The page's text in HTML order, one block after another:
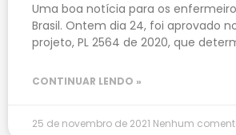
Uma boa notícia para os
Brasil. Ontem dia 24, foi aprovado
projeto, PL 2564 de 2020, que
CONTINUAR LENDO »
25 de novembro de 2021 Nenhum